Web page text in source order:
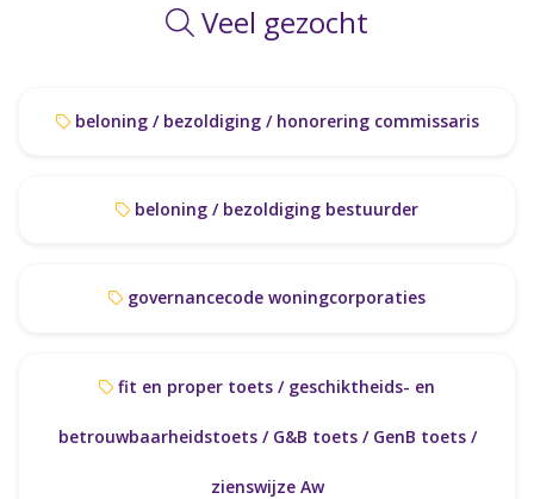
Veel gezocht
beloning / bezoldiging / honorering commissaris
beloning / bezoldiging bestuurder
governancecode woningcorporaties
betrouwbaarheidstoets / G&B toets / GenB toets /
zienswijze Aw